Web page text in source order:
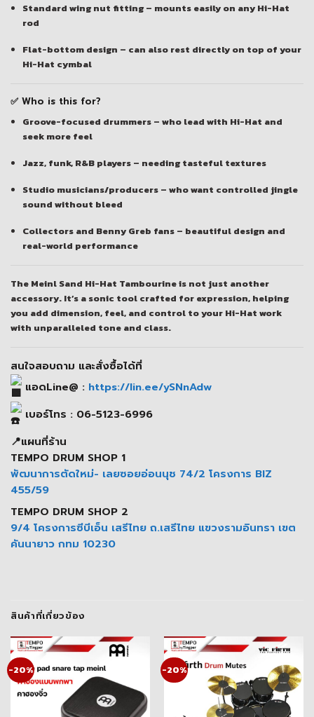
Standard wing nut fitting– mounts easily on any Hi-Hat
rod
Flat-bottom design – can also rest directly on top of your
Hi-Hat cymbal
✅ Who is this for?
Groove-focused drummers – who lead with Hi-Hat and
seek more feel
Jazz, funk, R&B players – needing tasteful textures
Studio musicians/producers – who want controlled jingle
sound without bleed
Collectors and Benny Greb fans – beautiful design and
real-world performance
The Meinl Sand Hi-Hat Tambourineis not just another
accessory. It’s a sonic tool crafted for expression, helping
you add dimension, feel, and control to your Hi-Hat work
with unparalleled tone and class.
สนใจสอบถาม และสั่งซื้อได้ที่
แอดLine@ : https://lin.ee/ySNnAdw
เบอร์โทร : 06-5123-6996
📍แผนที่ร้าน
TEMPO DRUM SHOP 1
พัฒนาการตัดใหม่- เลยซอยอ่อนนุช 74/2 โครงการ BIZ
455/59
TEMPO DRUM SHOP 2
9/4 โครงการซีบีเอ็น เสรีไทย ถ.เสรีไทย แขวงรามอินทรา เขต
คันนายาว กทม 10230
สินค้าที่เกี่ยวข้อง
-20% -20%